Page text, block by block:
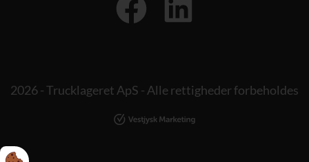
2026 - Trucklageret ApS - Alle rettigheder forbeholdes